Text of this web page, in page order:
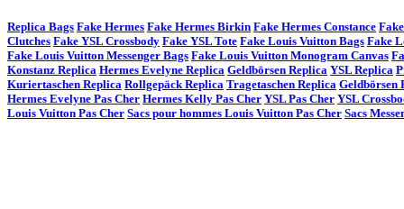
Replica Bags Fake Hermes Fake Hermes Birkin Fake Hermes Constance
Clutches Fake YSL Crossbody Fake YSL Tote Fake Louis Vuitton Bags Fake
Fake Louis Vuitton Messenger Bags Fake Louis Vuitton Monogram Canvas
Konstanz Replica Hermes Evelyne Replica Geldbörsen Replica YSL Replica
Kuriertaschen Replica Rollgepäck Replica Tragetaschen Replica Geldbörsen
Hermes Evelyne Pas Cher Hermes Kelly Pas Cher YSL Pas Cher YSL
Louis Vuitton Pas Cher Sacs pour hommes Louis Vuitton Pas Cher Sacs